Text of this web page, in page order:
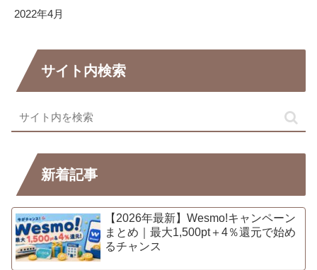
2022年4月
サイト内検索
新着記事
【2026年最新】Wesmo!キャンペーン
まとめ｜最大1,500pt＋4％還元で始め
るチャンス